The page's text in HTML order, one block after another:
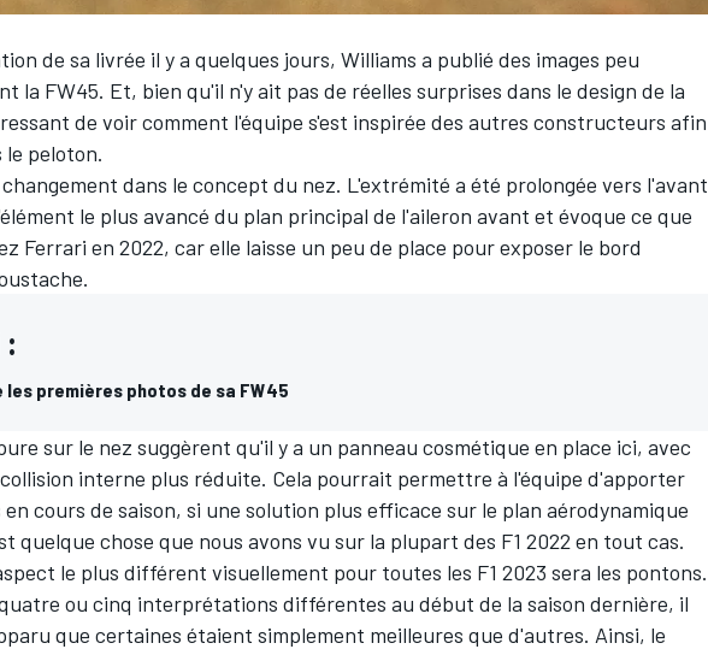
de sa livrée il y a quelques jours, Williams a publié des images peu
la FW45. Et, bien qu'il n'y ait pas de réelles surprises dans le design de la
de voir comment l'équipe s'est inspirée des autres constructeurs afin
peloton.
dans le concept du nez. L'extrémité a été prolongée vers l'avant
le plus avancé du plan principal de l'aileron avant et évoque ce que
Ferrari en 2022, car elle laisse un peu de place pour exposer le bord
premières photos de sa FW45
sur le nez suggèrent qu'il y a un panneau cosmétique en place ici, avec
interne plus réduite. Cela pourrait permettre à l'équipe d'apporter
cours de saison, si une solution plus efficace sur le plan aérodynamique
quelque chose que nous avons vu sur la plupart des F1 2022 en tout cas.
le plus différent visuellement pour toutes les F1 2023 sera les pontons.
ou cinq interprétations différentes au début de la saison dernière, il
que certaines étaient simplement meilleures que d'autres. Ainsi, le